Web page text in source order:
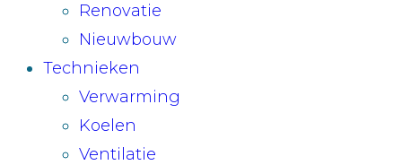
Renovatie
Nieuwbouw
Technieken
Verwarming
Koelen
Ventilatie